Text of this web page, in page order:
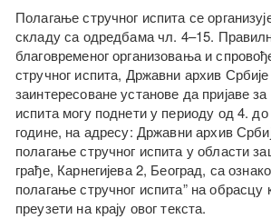
Полагање стручног испита се
складу са одредбама чл. 4–15.
благовременог организовања и
стручног испита, Државни архив
заинтересоване установе да пријаве
испита могу поднети у периоду од 4.
године, на адресу: Државни архив
полагање стручног испита у области
грађе, Карнегијева 2, Београд, са
полагање стручног испита” на обрасцу
преузети на крају овог текста.